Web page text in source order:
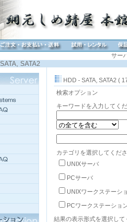
サー
SATA, SATA2
HDD - SATA, SATA2 (
検索オプション
キーワードを入力してく
カテゴリを選択してくだ
UNIXサーバ
PCサーバ
UNIXワークステーシ
PCワークステーショ
結果の表示形式を選択して